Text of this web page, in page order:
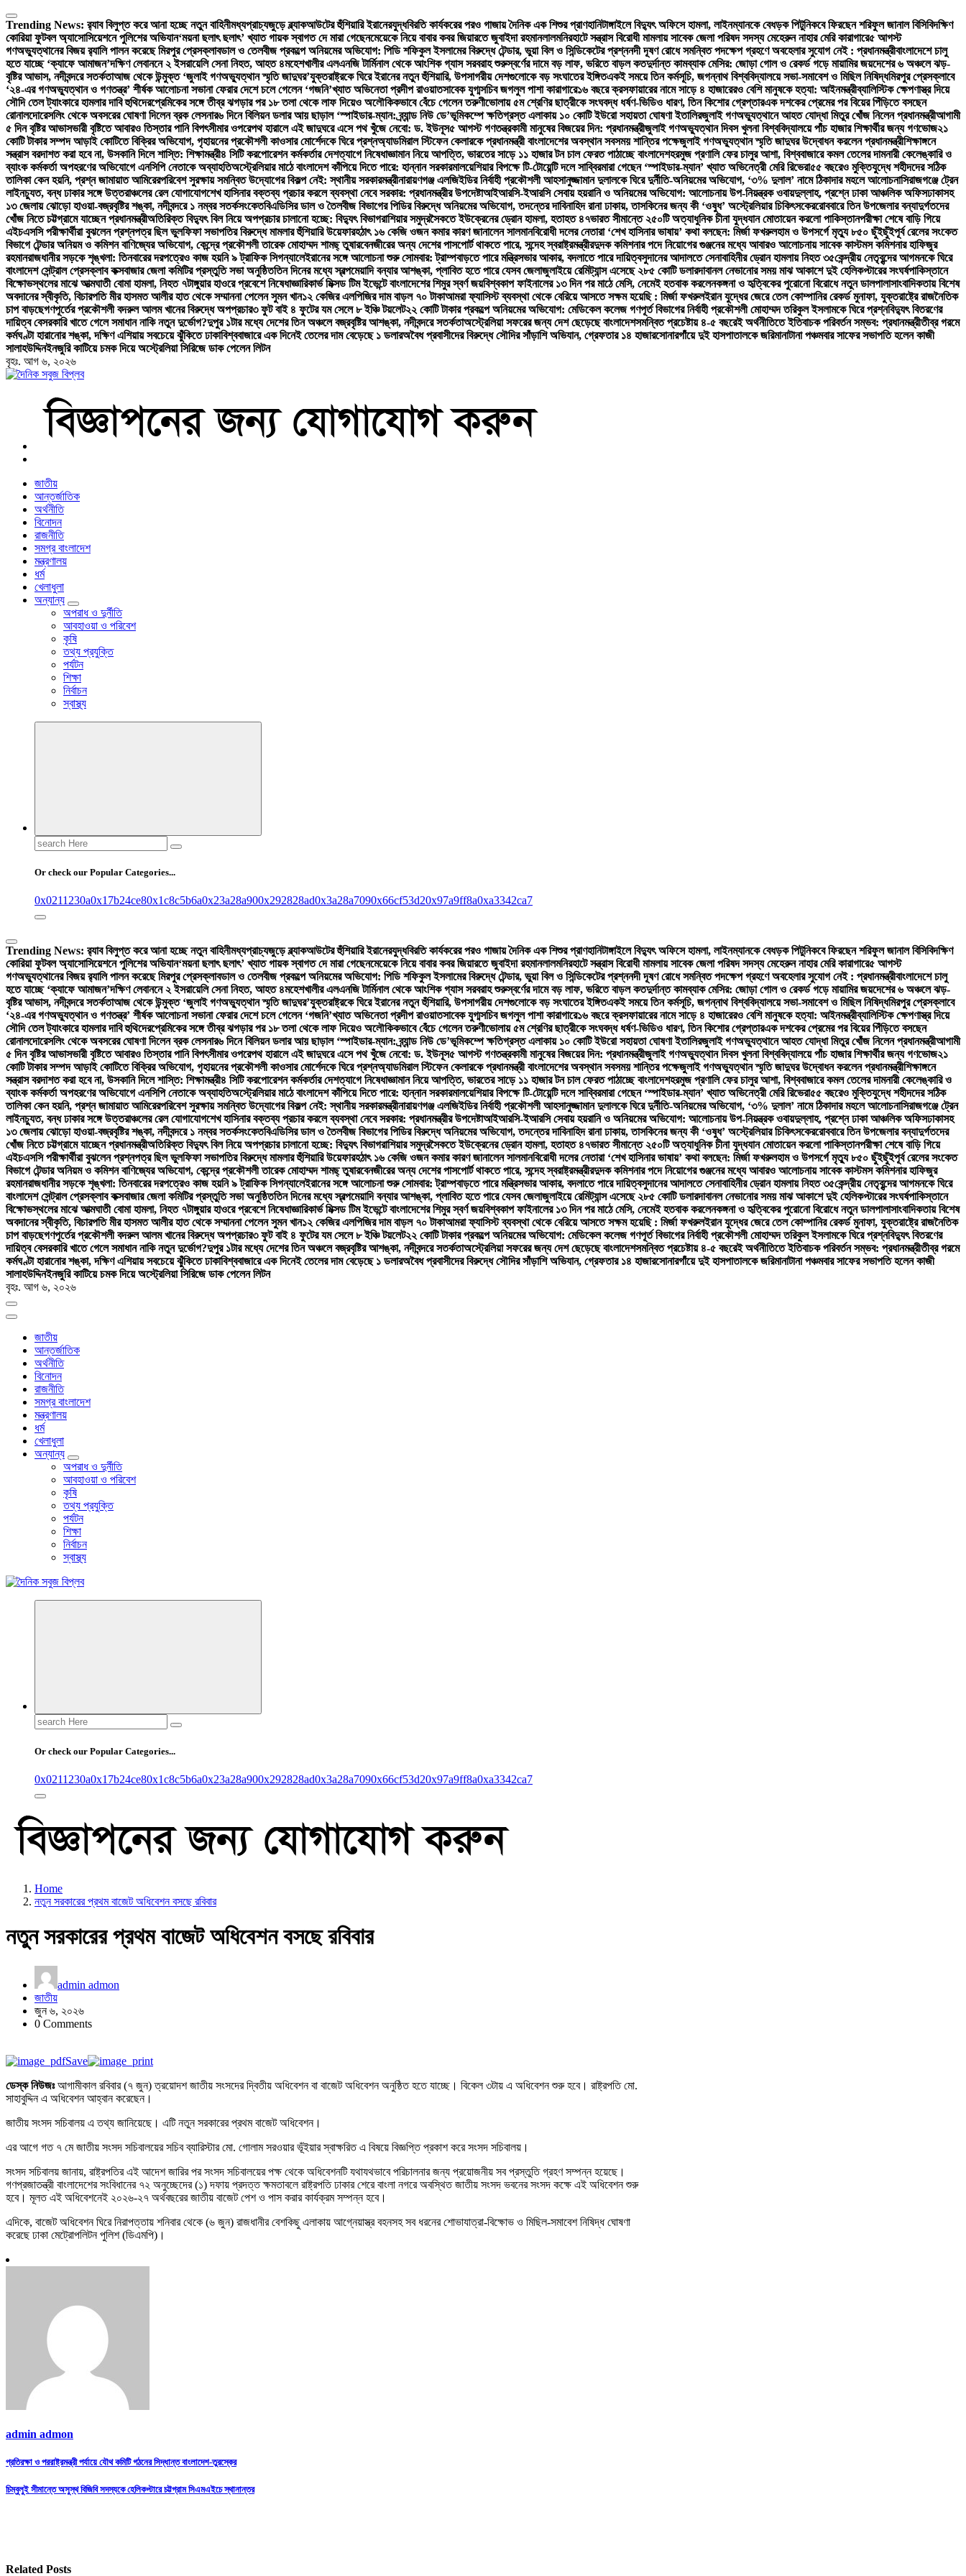
Skip
to
content
Trending News: র‍্যাব বিলুপ্ত করে আনা হচ্ছে নতুন বাহিনীমধ্যপ্রাচ্যজুড়ে ব্ল্যাকআউটের হুঁশিয়ারি ইরানেরযুদ্ধবিরতি কার্যকরের পরও গাজায় দৈনিক এক শিশুর প্রাণহানিটাঙ্গাইলে বিদ্যুৎ অফিসে হামলা, লাইনম্যানকে বেধড়ক পিটুনিকবে ফিরছেন শরিফুল জানাল বিসিবিদক্ষিণ
কোরিয়া ফুটবল অ্যাসোসিয়েশনে পুলিশের অভিযান‘ময়না ছলাৎ ছলাৎ’ খ্যাত গায়ক স্বাগত দে মারা গেছেনমেয়েকে নিয়ে বাবার কবর জিয়ারতে জুবাইদা রহমানলালমনিরহাটে সন্ত্রাস বিরোধী মামলায় সাবেক জেলা পরিষদ সদস্য মেহেরুন নাহার মেরি কারাগারে৫ আগস্ট
গণঅভ্যুত্থানের বিজয় র‍্যালি পালন করেছে মিরপুর প্রেসক্লাবডাল ও তেলবীজ প্রকল্পে অনিয়মের অভিযোগ: পিডি শফিকুল ইসলামের বিরুদ্ধে টেন্ডার, ভুয়া বিল ও সিন্ডিকেটের প্রশ্ননদী দূষণ রোধে সমন্বিত পদক্ষেপ গ্রহণে অবহেলার সুযোগ নেই : প্রধানমন্ত্রীবাংলাদেশে চালু
হতে যাচ্ছে ‘ক্যাফে আমাজন’দক্ষিণ লেবাননে ২ ইসরায়েলি সেনা নিহত, আহত ৪মহেশখালীর এলএনজি টার্মিনাল থেকে আংশিক গ্যাস সরবরাহ শুরুস্বর্ণের দামে বড় লাফ, ভরিতে বাড়ল কতদুর্দান্ত কামব্যাক মেসির: জোড়া গোল ও রেকর্ড গড়ে মায়ামির জয়দেশের ৬ অঞ্চলে ঝড়-
বৃষ্টির আভাস, নদীবন্দরে সতর্কতাআজ থেকে উন্মুক্ত ‘জুলাই গণঅভ্যুত্থান স্মৃতি জাদুঘর’যুক্তরাষ্ট্রকে ঘিরে ইরানের নতুন হুঁশিয়ারি, উপসাগরীয় দেশগুলোকে বড় সংঘাতের ইঙ্গিতএকই সময়ে তিন কর্মসূচি, জগন্নাথ বিশ্ববিদ্যালয়ে সভা-সমাবেশ ও মিছিল নিষিদ্ধমিরপুর প্রেসক্লাবে
‘২৪-এর গণঅভ্যুত্থান ও গণতন্ত্র’ শীর্ষক আলোচনা সভানা ফেরার দেশে চলে গেলেন ‘গজনি’খ্যাত অভিনেতা প্রদীপ রাওয়াতসাবেক যুগ্মসচিব জগলুল পাশা কারাগারে১৬ বছরে ক্রসফায়ারের নামে সাড়ে ৪ হাজারেরও বেশি মানুষকে হত্যা: আইনমন্ত্রীব্যালিস্টিক ক্ষেপণাস্ত্র দিয়ে
সৌদি তেল ট্যাংকারে হামলার দাবি হুথিদেরপ্রেমিকের সঙ্গে তীব্র ঝগড়ার পর ১৮ তলা থেকে লাফ দিয়েও অলৌকিকভাবে বেঁচে গেলেন তরুণীভোলায় ৫ম শ্রেণির ছাত্রীকে সংঘবদ্ধ ধর্ষণ-ভিডিও ধারণ, তিন কিশোর গ্রেপ্তারএক দশকের প্রেমের পর বিয়ের পিঁড়িতে বসছেন
রোনালদোরেসলিং থেকে অবসরের ঘোষণা দিলেন ব্রক লেসনার৬ দিনে বিলিয়ন ডলার আয় ছাড়াল ‘স্পাইডার-ম্যান: ব্র্যান্ড নিউ ডে’ভূমিকম্পে ক্ষতিগ্রস্ত এলাকায় ১০ কোটি ইউরো সহায়তা ঘোষণা ইতালিরজুলাই গণঅভ্যুত্থানে আহত যোদ্ধা মিতুর খোঁজ নিলেন প্রধানমন্ত্রীআগামী
৫ দিন বৃষ্টির আভাসভারী বৃষ্টিতে আবারও তিস্তার পানি বিপৎসীমার ওপরেপথ হারালে এই জাদুঘরে এসে পথ খুঁজে নেবো: ড. ইউনূস৫ আগস্ট গণতন্ত্রকামী মানুষের বিজয়ের দিন: প্রধানমন্ত্রীজুলাই গণঅভ্যুত্থান দিবস খুলনা বিশ্ববিদ্যালয়ে পাঁচ হাজার শিক্ষার্থীর জন্য গণভোজ২১
কোটি টাকার সম্পদ আড়াই কোটিতে বিক্রির অভিযোগ, গৃহায়নের প্রকৌশলী কাওসার মোর্শেদকে ঘিরে প্রশ্নঅ্যাডমিরাল স্টিফেন কেলারকে প্রধানমন্ত্রী বাংলাদেশের অবস্থান সবসময় শান্তির পক্ষেজুলাই গণঅভ্যুত্থান স্মৃতি জাদুঘর উদ্বোধন করলেন প্রধানমন্ত্রীশিক্ষাঙ্গনে
সন্ত্রাস বরদাশত করা হবে না, উসকানি দিলে শাস্তি: শিক্ষামন্ত্রী৪ সিটি করপোরেশন কর্মকর্তার দেশত্যাগে নিষেধাজ্ঞামান নিয়ে আপত্তি, ভারতের সাড়ে ১১ হাজার টন চাল ফেরত পাঠাচ্ছে বাংলাদেশহরমুজ প্রণালি ফের চালুর আশা, বিশ্ববাজারে কমল তেলের দামনারী কেলেঙ্কারি ও
ব্যাংক কর্মকর্তা অপহরণের অভিযোগে এনসিপি নেতাকে অব্যাহতিঅস্ট্রেলিয়ার মাঠে বাংলাদেশ কাঁপিয়ে দিতে পারে: হান্নান সরকারমালয়েশিয়ার বিপক্ষে টি-টোয়েন্টি দলে সাব্বিরমারা গেছেন ‘স্পাইডার-ম্যান’ খ্যাত অভিনেত্রী মেরি রিভেরা৫৫ বছরেও মুক্তিযুদ্ধে শহীদদের সঠিক
তালিকা কেন হয়নি, প্রশ্ন জামায়াত আমিরেরপরিবেশ সুরক্ষায় সমন্বিত উদ্যোগের বিকল্প নেই: স্থানীয় সরকারমন্ত্রীনারায়ণগঞ্জ এলজিইডির নির্বাহী প্রকৌশলী আহসানুজ্জামান দুলালকে ঘিরে দুর্নীতি-অনিয়মের অভিযোগ, ‘৩% দুলাল’ নামে ঠিকাদার মহলে আলোচনাসিরাজগঞ্জে ট্রেন
লাইনচ্যুত, বন্ধ ঢাকার সঙ্গে উত্তরাঞ্চলের রেল যোগাযোগশেখ হাসিনার বক্তব্য প্রচার করলে ব্যবস্থা নেবে সরকার: প্রধানমন্ত্রীর উপদেষ্টাআইআরসি-ইআরসি সেবায় হয়রানি ও অনিয়মের অভিযোগ: আলোচনায় উপ-নিয়ন্ত্রক ওবায়দুল্লাহ, প্রশ্নে ঢাকা আঞ্চলিক অফিসঢাকাসহ
১৩ জেলায় ঝোড়ো হাওয়া-বজ্রবৃষ্টির শঙ্কা, নদীবন্দরে ১ নম্বর সতর্কসংকেতবিএডিসির ডাল ও তৈলবীজ বিভাগের পিডির বিরুদ্ধে অনিয়মের অভিযোগ, তদন্তের দাবিনাহিদ রানা ঢাকায়, তাসকিনের জন্য কী ‘ওষুধ’ অস্ট্রেলিয়ার চিকিৎসকেররোববারে তিন উপজেলার বন্যাদুর্গতদের
খোঁজ নিতে চট্টগ্রামে যাচ্ছেন প্রধানমন্ত্রীঅতিরিক্ত বিদ্যুৎ বিল নিয়ে অপপ্রচার চালানো হচ্ছে: বিদ্যুৎ বিভাগরাশিয়ার সমুদ্রসৈকতে ইউক্রেনের ড্রোন হামলা, হতাহত ৪৭ভারত সীমান্তে ২৫০টি অত্যাধুনিক চীনা যুদ্ধযান মোতায়েন করলো পাকিস্তানপরীক্ষা শেষে বাড়ি গিয়ে
এইচএসসি পরীক্ষার্থীরা বুঝলেন প্রশ্নপত্র ছিল ভুলফিফা সভাপতির বিরুদ্ধে মামলার হুঁশিয়ারি উয়েফারহঠাৎ ১৬ কেজি ওজন কমার কারণ জানালেন সালমানবিরোধী দলের নেতারা ‘শেখ হাসিনার ভাষায়’ কথা বলছেন: মির্জা ফখরুলহাম ও উপসর্গে মৃত্যু ৮৫০ ছুঁইছুঁইপূর্ব রেলের সংকেত
বিভাগে টেন্ডার অনিয়ম ও কমিশন বাণিজ্যের অভিযোগ, কেন্দ্রে প্রকৌশলী তারেক মোহাম্মদ শামছ্ তুষারবেনজীরের অন্য দেশের পাসপোর্ট থাকতে পারে, সন্দেহ স্বরাষ্ট্রমন্ত্রীরদুদক কমিশনার পদে নিয়োগের গুঞ্জনের মধ্যে আবারও আলোচনায় সাবেক কাস্টমস কমিশনার হাফিজুর
রহমানরাজধানীর সড়কে শৃঙ্খলা: তিনবারের দরপত্রেও কাজ হয়নি ৯ ট্রাফিক সিগন্যালেইরানের সঙ্গে আলোচনা শুরু সোমবার: ট্রাম্পবাড়তে পারে মন্ত্রিসভার আকার, বদলাতে পারে দায়িত্বসুদানের আদালতে সেনাবাহিনীর ড্রোন হামলায় নিহত ৩৫কেন্দ্রীয় নেতৃবৃন্দের আগমনকে ঘিরে
বাংলাদেশ সেন্ট্রাল প্রেসক্লাব কক্সবাজার জেলা কমিটির প্রস্তুতি সভা অনুষ্ঠিততিন দিনের মধ্যে স্বল্পমেয়াদি বন্যার আশঙ্কা, প্লাবিত হতে পারে যেসব জেলাজুলাইয়ে রেমিট্যান্স এসেছে ২৮৫ কোটি ডলারদাবানল নেভানোর সময় মাঝ আকাশে দুই হেলিকপ্টারের সংঘর্ষপাকিস্তানে
বিক্ষোভস্থলের মাঝে আত্মঘাতী বোমা হামলা, নিহত ৭টাঙ্গুয়ার হাওরে প্রবেশে নিষেধাজ্ঞারিকার্ভ মিক্সড টিম ইভেন্টে বাংলাদেশের শিমুর স্বর্ণ জয়বিশ্বকাপ ফাইনালের ১৩ দিন পর মাঠে মেসি, নেমেই হতবাক করলেনকঙ্গনা ও হৃত্বিকের পুরোনো বিরোধে নতুন ডালপালাসাংবাদিকতায় বিশেষ
অবদানের স্বীকৃতি, বিচারপতি মীর হাসমত আলীর হাত থেকে সম্মাননা পেলেন সুমন খান১২ কেজির এলপিজির দাম বাড়ল ৭০ টাকাআমরা ফ্যাসিস্ট ব্যবস্থা থেকে বেরিয়ে আসতে সক্ষম হয়েছি : মির্জা ফখরুলইরান যুদ্ধের জেরে তেল কোম্পানির রেকর্ড মুনাফা, যুক্তরাষ্ট্রে রাজনৈতিক
চাপ বাড়ছেগণপূর্তের প্রকৌশলী বদরুল আলম খানের বিরুদ্ধে অপপ্রচার৩ ফুট বাই ৪ ফুটের যম সেলে ৮ ইঞ্চি টয়লেট২২ কোটি টাকার প্রকল্পে অনিয়মের অভিযোগ: মেডিকেল কলেজ গণপূর্ত বিভাগের নির্বাহী প্রকৌশলী মোহাম্মদ তরিকুল ইসলামকে ঘিরে প্রশ্নবিদ্যুৎ বিতরণের
দায়িত্ব বেসরকারি খাতে গেলে সমাধান নাকি নতুন দুর্ভোগ?দুপুর ১টার মধ্যে দেশের তিন অঞ্চলে বজ্রবৃষ্টির আশঙ্কা, নদীবন্দরে সতর্কতাঅস্ট্রেলিয়া সফরের জন্য দেশ ছেড়েছে বাংলাদেশসমন্বিত প্রচেষ্টায় ৪-৫ বছরেই অর্থনীতিতে ইতিবাচক পরিবর্তন সম্ভব: প্রধানমন্ত্রীতীব্র গরমে
কর্মঘণ্টা হারানোর শঙ্কা, দক্ষিণ এশিয়ায় সবচেয়ে ঝুঁকিতে ঢাকাবিশ্ববাজারে এক দিনেই তেলের দাম বেড়েছে ১ ডলারঅবৈধ প্রবাসীদের বিরুদ্ধে সৌদির সাঁড়াশি অভিযান, গ্রেফতার ১৪ হাজারসোনারগাঁয়ে দুই হাসপাতালকে জরিমানাটানা পঞ্চমবার সাফের সভাপতি হলেন কাজী
সালাহউদ্দিনইনজুরি কাটিয়ে চমক দিয়ে অস্ট্রেলিয়া সিরিজে ডাক পেলেন লিটন
বৃহঃ. আগ ৬, ২০২৬
বাংলা নিউজ পেপার
জাতীয়
আন্তর্জাতিক
অর্থনীতি
বিনোদন
রাজনীতি
সমগ্র বাংলাদেশ
মন্ত্রণালয়
ধর্ম
খেলাধুলা
অন্যান্য
অপরাধ ও দুর্নীতি
আবহাওয়া ও পরিবেশ
কৃষি
তথ্য প্রযুক্তি
পর্যটন
শিক্ষা
নির্বাচন
স্বাস্থ্য
Search
for:
Or check our Popular Categories...
0x0211230a0x17b24ce80x1c8c5b6a0x23a28a900x292828ad0x3a28a7090x66cf53d20x97a9ff8a0xa3342ca7
Trending News: র‍্যাব বিলুপ্ত করে আনা হচ্ছে নতুন বাহিনীমধ্যপ্রাচ্যজুড়ে ব্ল্যাকআউটের হুঁশিয়ারি ইরানেরযুদ্ধবিরতি কার্যকরের পরও গাজায় দৈনিক এক শিশুর প্রাণহানিটাঙ্গাইলে বিদ্যুৎ অফিসে হামলা, লাইনম্যানকে বেধড়ক পিটুনিকবে ফিরছেন শরিফুল জানাল বিসিবিদক্ষিণ
কোরিয়া ফুটবল অ্যাসোসিয়েশনে পুলিশের অভিযান‘ময়না ছলাৎ ছলাৎ’ খ্যাত গায়ক স্বাগত দে মারা গেছেনমেয়েকে নিয়ে বাবার কবর জিয়ারতে জুবাইদা রহমানলালমনিরহাটে সন্ত্রাস বিরোধী মামলায় সাবেক জেলা পরিষদ সদস্য মেহেরুন নাহার মেরি কারাগারে৫ আগস্ট
গণঅভ্যুত্থানের বিজয় র‍্যালি পালন করেছে মিরপুর প্রেসক্লাবডাল ও তেলবীজ প্রকল্পে অনিয়মের অভিযোগ: পিডি শফিকুল ইসলামের বিরুদ্ধে টেন্ডার, ভুয়া বিল ও সিন্ডিকেটের প্রশ্ননদী দূষণ রোধে সমন্বিত পদক্ষেপ গ্রহণে অবহেলার সুযোগ নেই : প্রধানমন্ত্রীবাংলাদেশে চালু
হতে যাচ্ছে ‘ক্যাফে আমাজন’দক্ষিণ লেবাননে ২ ইসরায়েলি সেনা নিহত, আহত ৪মহেশখালীর এলএনজি টার্মিনাল থেকে আংশিক গ্যাস সরবরাহ শুরুস্বর্ণের দামে বড় লাফ, ভরিতে বাড়ল কতদুর্দান্ত কামব্যাক মেসির: জোড়া গোল ও রেকর্ড গড়ে মায়ামির জয়দেশের ৬ অঞ্চলে ঝড়-
বৃষ্টির আভাস, নদীবন্দরে সতর্কতাআজ থেকে উন্মুক্ত ‘জুলাই গণঅভ্যুত্থান স্মৃতি জাদুঘর’যুক্তরাষ্ট্রকে ঘিরে ইরানের নতুন হুঁশিয়ারি, উপসাগরীয় দেশগুলোকে বড় সংঘাতের ইঙ্গিতএকই সময়ে তিন কর্মসূচি, জগন্নাথ বিশ্ববিদ্যালয়ে সভা-সমাবেশ ও মিছিল নিষিদ্ধমিরপুর প্রেসক্লাবে
‘২৪-এর গণঅভ্যুত্থান ও গণতন্ত্র’ শীর্ষক আলোচনা সভানা ফেরার দেশে চলে গেলেন ‘গজনি’খ্যাত অভিনেতা প্রদীপ রাওয়াতসাবেক যুগ্মসচিব জগলুল পাশা কারাগারে১৬ বছরে ক্রসফায়ারের নামে সাড়ে ৪ হাজারেরও বেশি মানুষকে হত্যা: আইনমন্ত্রীব্যালিস্টিক ক্ষেপণাস্ত্র দিয়ে
সৌদি তেল ট্যাংকারে হামলার দাবি হুথিদেরপ্রেমিকের সঙ্গে তীব্র ঝগড়ার পর ১৮ তলা থেকে লাফ দিয়েও অলৌকিকভাবে বেঁচে গেলেন তরুণীভোলায় ৫ম শ্রেণির ছাত্রীকে সংঘবদ্ধ ধর্ষণ-ভিডিও ধারণ, তিন কিশোর গ্রেপ্তারএক দশকের প্রেমের পর বিয়ের পিঁড়িতে বসছেন
রোনালদোরেসলিং থেকে অবসরের ঘোষণা দিলেন ব্রক লেসনার৬ দিনে বিলিয়ন ডলার আয় ছাড়াল ‘স্পাইডার-ম্যান: ব্র্যান্ড নিউ ডে’ভূমিকম্পে ক্ষতিগ্রস্ত এলাকায় ১০ কোটি ইউরো সহায়তা ঘোষণা ইতালিরজুলাই গণঅভ্যুত্থানে আহত যোদ্ধা মিতুর খোঁজ নিলেন প্রধানমন্ত্রীআগামী
৫ দিন বৃষ্টির আভাসভারী বৃষ্টিতে আবারও তিস্তার পানি বিপৎসীমার ওপরেপথ হারালে এই জাদুঘরে এসে পথ খুঁজে নেবো: ড. ইউনূস৫ আগস্ট গণতন্ত্রকামী মানুষের বিজয়ের দিন: প্রধানমন্ত্রীজুলাই গণঅভ্যুত্থান দিবস খুলনা বিশ্ববিদ্যালয়ে পাঁচ হাজার শিক্ষার্থীর জন্য গণভোজ২১
কোটি টাকার সম্পদ আড়াই কোটিতে বিক্রির অভিযোগ, গৃহায়নের প্রকৌশলী কাওসার মোর্শেদকে ঘিরে প্রশ্নঅ্যাডমিরাল স্টিফেন কেলারকে প্রধানমন্ত্রী বাংলাদেশের অবস্থান সবসময় শান্তির পক্ষেজুলাই গণঅভ্যুত্থান স্মৃতি জাদুঘর উদ্বোধন করলেন প্রধানমন্ত্রীশিক্ষাঙ্গনে
সন্ত্রাস বরদাশত করা হবে না, উসকানি দিলে শাস্তি: শিক্ষামন্ত্রী৪ সিটি করপোরেশন কর্মকর্তার দেশত্যাগে নিষেধাজ্ঞামান নিয়ে আপত্তি, ভারতের সাড়ে ১১ হাজার টন চাল ফেরত পাঠাচ্ছে বাংলাদেশহরমুজ প্রণালি ফের চালুর আশা, বিশ্ববাজারে কমল তেলের দামনারী কেলেঙ্কারি ও
ব্যাংক কর্মকর্তা অপহরণের অভিযোগে এনসিপি নেতাকে অব্যাহতিঅস্ট্রেলিয়ার মাঠে বাংলাদেশ কাঁপিয়ে দিতে পারে: হান্নান সরকারমালয়েশিয়ার বিপক্ষে টি-টোয়েন্টি দলে সাব্বিরমারা গেছেন ‘স্পাইডার-ম্যান’ খ্যাত অভিনেত্রী মেরি রিভেরা৫৫ বছরেও মুক্তিযুদ্ধে শহীদদের সঠিক
তালিকা কেন হয়নি, প্রশ্ন জামায়াত আমিরেরপরিবেশ সুরক্ষায় সমন্বিত উদ্যোগের বিকল্প নেই: স্থানীয় সরকারমন্ত্রীনারায়ণগঞ্জ এলজিইডির নির্বাহী প্রকৌশলী আহসানুজ্জামান দুলালকে ঘিরে দুর্নীতি-অনিয়মের অভিযোগ, ‘৩% দুলাল’ নামে ঠিকাদার মহলে আলোচনাসিরাজগঞ্জে ট্রেন
লাইনচ্যুত, বন্ধ ঢাকার সঙ্গে উত্তরাঞ্চলের রেল যোগাযোগশেখ হাসিনার বক্তব্য প্রচার করলে ব্যবস্থা নেবে সরকার: প্রধানমন্ত্রীর উপদেষ্টাআইআরসি-ইআরসি সেবায় হয়রানি ও অনিয়মের অভিযোগ: আলোচনায় উপ-নিয়ন্ত্রক ওবায়দুল্লাহ, প্রশ্নে ঢাকা আঞ্চলিক অফিসঢাকাসহ
১৩ জেলায় ঝোড়ো হাওয়া-বজ্রবৃষ্টির শঙ্কা, নদীবন্দরে ১ নম্বর সতর্কসংকেতবিএডিসির ডাল ও তৈলবীজ বিভাগের পিডির বিরুদ্ধে অনিয়মের অভিযোগ, তদন্তের দাবিনাহিদ রানা ঢাকায়, তাসকিনের জন্য কী ‘ওষুধ’ অস্ট্রেলিয়ার চিকিৎসকেররোববারে তিন উপজেলার বন্যাদুর্গতদের
খোঁজ নিতে চট্টগ্রামে যাচ্ছেন প্রধানমন্ত্রীঅতিরিক্ত বিদ্যুৎ বিল নিয়ে অপপ্রচার চালানো হচ্ছে: বিদ্যুৎ বিভাগরাশিয়ার সমুদ্রসৈকতে ইউক্রেনের ড্রোন হামলা, হতাহত ৪৭ভারত সীমান্তে ২৫০টি অত্যাধুনিক চীনা যুদ্ধযান মোতায়েন করলো পাকিস্তানপরীক্ষা শেষে বাড়ি গিয়ে
এইচএসসি পরীক্ষার্থীরা বুঝলেন প্রশ্নপত্র ছিল ভুলফিফা সভাপতির বিরুদ্ধে মামলার হুঁশিয়ারি উয়েফারহঠাৎ ১৬ কেজি ওজন কমার কারণ জানালেন সালমানবিরোধী দলের নেতারা ‘শেখ হাসিনার ভাষায়’ কথা বলছেন: মির্জা ফখরুলহাম ও উপসর্গে মৃত্যু ৮৫০ ছুঁইছুঁইপূর্ব রেলের সংকেত
বিভাগে টেন্ডার অনিয়ম ও কমিশন বাণিজ্যের অভিযোগ, কেন্দ্রে প্রকৌশলী তারেক মোহাম্মদ শামছ্ তুষারবেনজীরের অন্য দেশের পাসপোর্ট থাকতে পারে, সন্দেহ স্বরাষ্ট্রমন্ত্রীরদুদক কমিশনার পদে নিয়োগের গুঞ্জনের মধ্যে আবারও আলোচনায় সাবেক কাস্টমস কমিশনার হাফিজুর
রহমানরাজধানীর সড়কে শৃঙ্খলা: তিনবারের দরপত্রেও কাজ হয়নি ৯ ট্রাফিক সিগন্যালেইরানের সঙ্গে আলোচনা শুরু সোমবার: ট্রাম্পবাড়তে পারে মন্ত্রিসভার আকার, বদলাতে পারে দায়িত্বসুদানের আদালতে সেনাবাহিনীর ড্রোন হামলায় নিহত ৩৫কেন্দ্রীয় নেতৃবৃন্দের আগমনকে ঘিরে
বাংলাদেশ সেন্ট্রাল প্রেসক্লাব কক্সবাজার জেলা কমিটির প্রস্তুতি সভা অনুষ্ঠিততিন দিনের মধ্যে স্বল্পমেয়াদি বন্যার আশঙ্কা, প্লাবিত হতে পারে যেসব জেলাজুলাইয়ে রেমিট্যান্স এসেছে ২৮৫ কোটি ডলারদাবানল নেভানোর সময় মাঝ আকাশে দুই হেলিকপ্টারের সংঘর্ষপাকিস্তানে
বিক্ষোভস্থলের মাঝে আত্মঘাতী বোমা হামলা, নিহত ৭টাঙ্গুয়ার হাওরে প্রবেশে নিষেধাজ্ঞারিকার্ভ মিক্সড টিম ইভেন্টে বাংলাদেশের শিমুর স্বর্ণ জয়বিশ্বকাপ ফাইনালের ১৩ দিন পর মাঠে মেসি, নেমেই হতবাক করলেনকঙ্গনা ও হৃত্বিকের পুরোনো বিরোধে নতুন ডালপালাসাংবাদিকতায় বিশেষ
অবদানের স্বীকৃতি, বিচারপতি মীর হাসমত আলীর হাত থেকে সম্মাননা পেলেন সুমন খান১২ কেজির এলপিজির দাম বাড়ল ৭০ টাকাআমরা ফ্যাসিস্ট ব্যবস্থা থেকে বেরিয়ে আসতে সক্ষম হয়েছি : মির্জা ফখরুলইরান যুদ্ধের জেরে তেল কোম্পানির রেকর্ড মুনাফা, যুক্তরাষ্ট্রে রাজনৈতিক
চাপ বাড়ছেগণপূর্তের প্রকৌশলী বদরুল আলম খানের বিরুদ্ধে অপপ্রচার৩ ফুট বাই ৪ ফুটের যম সেলে ৮ ইঞ্চি টয়লেট২২ কোটি টাকার প্রকল্পে অনিয়মের অভিযোগ: মেডিকেল কলেজ গণপূর্ত বিভাগের নির্বাহী প্রকৌশলী মোহাম্মদ তরিকুল ইসলামকে ঘিরে প্রশ্নবিদ্যুৎ বিতরণের
দায়িত্ব বেসরকারি খাতে গেলে সমাধান নাকি নতুন দুর্ভোগ?দুপুর ১টার মধ্যে দেশের তিন অঞ্চলে বজ্রবৃষ্টির আশঙ্কা, নদীবন্দরে সতর্কতাঅস্ট্রেলিয়া সফরের জন্য দেশ ছেড়েছে বাংলাদেশসমন্বিত প্রচেষ্টায় ৪-৫ বছরেই অর্থনীতিতে ইতিবাচক পরিবর্তন সম্ভব: প্রধানমন্ত্রীতীব্র গরমে
কর্মঘণ্টা হারানোর শঙ্কা, দক্ষিণ এশিয়ায় সবচেয়ে ঝুঁকিতে ঢাকাবিশ্ববাজারে এক দিনেই তেলের দাম বেড়েছে ১ ডলারঅবৈধ প্রবাসীদের বিরুদ্ধে সৌদির সাঁড়াশি অভিযান, গ্রেফতার ১৪ হাজারসোনারগাঁয়ে দুই হাসপাতালকে জরিমানাটানা পঞ্চমবার সাফের সভাপতি হলেন কাজী
সালাহউদ্দিনইনজুরি কাটিয়ে চমক দিয়ে অস্ট্রেলিয়া সিরিজে ডাক পেলেন লিটন
বৃহঃ. আগ ৬, ২০২৬
জাতীয়
আন্তর্জাতিক
অর্থনীতি
বিনোদন
রাজনীতি
সমগ্র বাংলাদেশ
মন্ত্রণালয়
ধর্ম
খেলাধুলা
অন্যান্য
অপরাধ ও দুর্নীতি
আবহাওয়া ও পরিবেশ
কৃষি
তথ্য প্রযুক্তি
পর্যটন
শিক্ষা
নির্বাচন
স্বাস্থ্য
বাংলা নিউজ পেপার
Search
for:
Or check our Popular Categories...
0x0211230a0x17b24ce80x1c8c5b6a0x23a28a900x292828ad0x3a28a7090x66cf53d20x97a9ff8a0xa3342ca7
Home
নতুন সরকারের প্রথম বাজেট অধিবেশন বসছে রবিবার
নতুন সরকারের প্রথম বাজেট অধিবেশন বসছে রবিবার
admin admon
জাতীয়
জুন ৬, ২০২৬
0 Comments
Save
ডেস্ক নিউজঃআগামীকাল রবিবার (৭ জুন) ত্রয়োদশ জাতীয় সংসদের দ্বিতীয় অধিবেশন বা বাজেট অধিবেশন অনুষ্ঠিত হতে যাচ্ছে। বিকেল ৩টায় এ অধিবেশন শুরু হবে। রাষ্ট্রপতি মো.
সাহাবুদ্দিন এ অধিবেশন আহ্বান করেছেন।
জাতীয় সংসদ সচিবালয় এ তথ্য জানিয়েছে। এটি নতুন সরকারের প্রথম বাজেট অধিবেশন।
এর আগে গত ৭ মে জাতীয় সংসদ সচিবালয়ের সচিব ব্যারিস্টার মো. গোলাম সরওয়ার ভূঁইয়ার স্বাক্ষরিত এ বিষয়ে বিজ্ঞপ্তি প্রকাশ করে সংসদ সচিবালয়।
সংসদ সচিবালয় জানায়, রাষ্ট্রপতির এই আদেশ জারির পর সংসদ সচিবালয়ের পক্ষ থেকে অধিবেশনটি যথাযথভাবে পরিচালনার জন্য প্রয়োজনীয় সব প্রস্তুতি গ্রহণ সম্পন্ন হয়েছে।
গণপ্রজাতন্ত্রী বাংলাদেশের সংবিধানের ৭২ অনুচ্ছেদের (১) দফায় প্রদত্ত ক্ষমতাবলে রাষ্ট্রপতি ঢাকার শেরে বাংলা নগরে অবস্থিত জাতীয় সংসদ ভবনের সংসদ কক্ষে এই অধিবেশন শুরু
হবে। মূলত এই অধিবেশনেই ২০২৬-২৭ অর্থবছরের জাতীয় বাজেট পেশ ও পাস করার কার্যক্রম সম্পন্ন হবে।
এদিকে, বাজেট অধিবেশন ঘিরে নিরাপত্তায় শনিবার থেকে (৬ জুন) রাজধানীর বেশকিছু এলাকায় আগ্নেয়াস্ত্র বহনসহ সব ধরনের শোভাযাত্রা-বিক্ষোভ ও মিছিল-সমাবেশ নিষিদ্ধ ঘোষণা
করেছে ঢাকা মেট্রোপলিটন পুলিশ (ডিএমপি)।
admin admon
Post
navigation
প্রতিরক্ষা ও পররাষ্ট্রমন্ত্রী পর্যায়ে যৌথ কমিটি গঠনের সিদ্ধান্ত বাংলাদেশ-তুরস্কের
চিম্বুলুই সীমান্তে অসুস্থ বিজিবি সদস্যকে হেলিকপ্টারে চট্টগ্রাম সিএমএইচে স্থানান্তর
Related Posts